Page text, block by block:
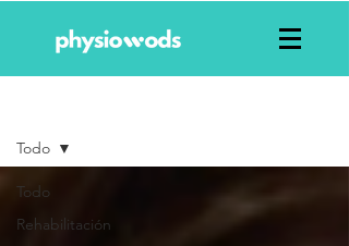
Todo
Rehabilitación
Todo